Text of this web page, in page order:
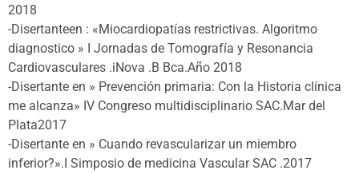
2018
-Disertanteen : «Miocardiopatías restrictivas. Algoritmo
diagnostico » I Jornadas de Tomografía y Resonancia
Cardiovasculares .iNova .B Bca.Año 2018
-Disertante en » Prevención primaria: Con la Historia clínica
me alcanza» IV Congreso multidisciplinario SAC.Mar del
Plata2017
-Disertante en » Cuando revascularizar un miembro
inferior?».I Simposio de medicina Vascular SAC .2017